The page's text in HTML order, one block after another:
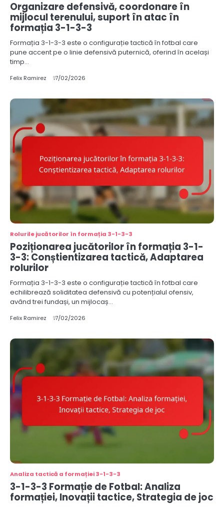
Organizare defensivă, coordonare în
mijlocul terenului, suport în atac în
formația 3-1-3-3
Formația 3-1-3-3 este o configurație tactică în fotbal care
pune accent pe o linie defensivă puternică, oferind în același
timp…
Felix Ramirez 17/02/2026
Rolurile jucătorilor în formația 3-1-3-3
Poziționarea jucătorilor în formația 3-1-
3-3: Conștientizarea tactică, Adaptarea
rolurilor
Formația 3-1-3-3 este o configurație tactică în fotbal care
echilibrează soliditatea defensivă cu potențialul ofensiv,
având trei fundași, un mijlocaș…
Felix Ramirez 17/02/2026
Analiza tactică a formației 3-1-3-3
3-1-3-3 Formație de Fotbal: Analiza
formației, Inovații tactice, Strategia de joc